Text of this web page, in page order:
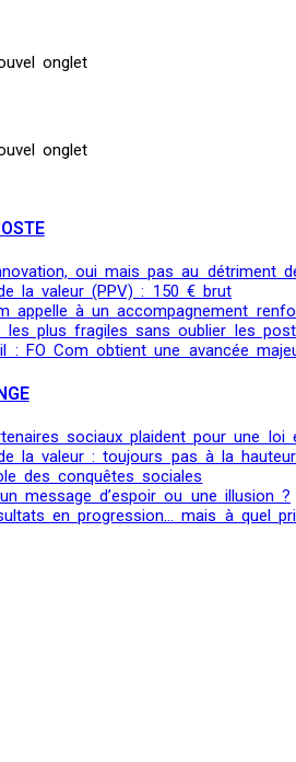
onglet
onglet
oui mais pas au détriment
la valeur (PPV) : 150 € brut
appelle à un accompagnement
les plus fragiles sans oublier les
: FO Com obtient une avancée
sociaux plaident pour une loi
la valeur : toujours pas à la hauteur
des conquêtes sociales
message d’espoir ou une illusion ?
en progression… mais à quel